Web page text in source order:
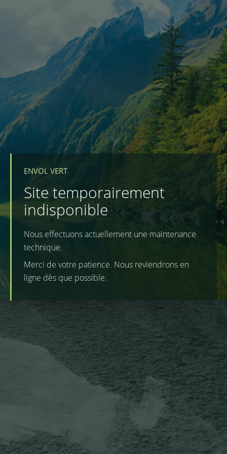
ENVOL VERT
Site temporairement
indisponible
Nous effectuons actuellement une maintenance
technique.
Merci de votre patience. Nous reviendrons en
ligne dès que possible.